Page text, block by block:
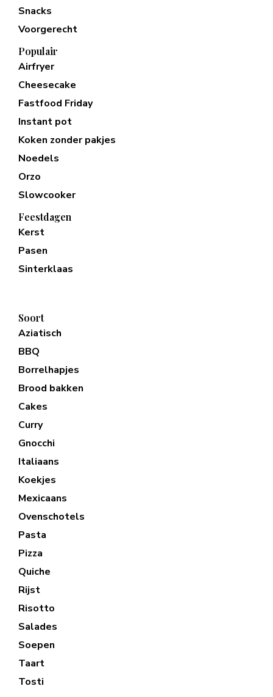
Snacks
Voorgerecht
Populair
Airfryer
Cheesecake
Fastfood Friday
Instant pot
Koken zonder pakjes
Noedels
Orzo
Slowcooker
Feestdagen
Kerst
Pasen
Sinterklaas
Soort
Aziatisch
BBQ
Borrelhapjes
Brood bakken
Cakes
Curry
Gnocchi
Italiaans
Koekjes
Mexicaans
Ovenschotels
Pasta
Pizza
Quiche
Rijst
Risotto
Salades
Soepen
Taart
Tosti